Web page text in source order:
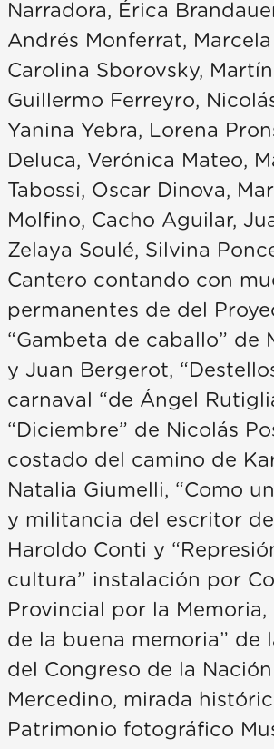
Narradora, Érica
Andrés Monferrat,
Carolina Sborovsky,
Guillermo Ferreyro,
Yanina Yebra, Lorena
Deluca, Verónica Mateo,
Tabossi, Oscar Dinova,
Molfino, Cacho Aguilar,
Zelaya Soulé, Silvina
Cantero contando con
permanentes de del
“Gambeta de caballo” de
y Juan Bergerot,
carnaval “de Ángel
“Diciembre” de Nicolás
costado del camino de
Natalia Giumelli, “Como
y militancia del escritor
Haroldo Conti y
cultura” instalación por
Provincial por la Memoria,
de la buena memoria” de
del Congreso de la Nación
Mercedino, mirada
Patrimonio fotográfico